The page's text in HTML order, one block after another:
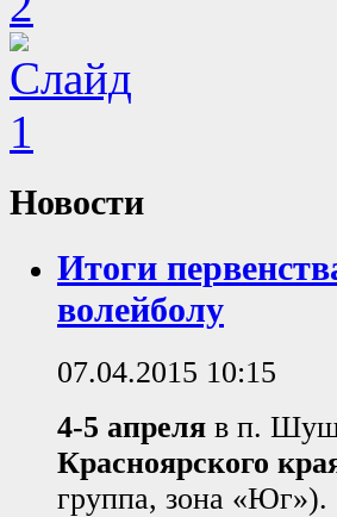
Новости
Итоги
волейболу
07.04.2015 10:15
4-5 апреля в п.
Красноярского
группа, зона «Юг»).